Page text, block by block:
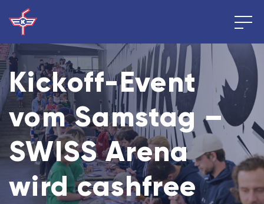
Kickoff-Event
vom Samstag –
SWISS Arena
wird cashfree